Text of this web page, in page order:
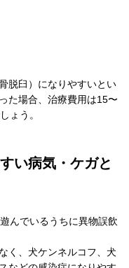
脱臼）になりやすいとい
た場合、治療費用は15〜
ょう。
い病気・ケガと
んでいるうちに異物誤飲
く、犬ケンネルコフ、犬